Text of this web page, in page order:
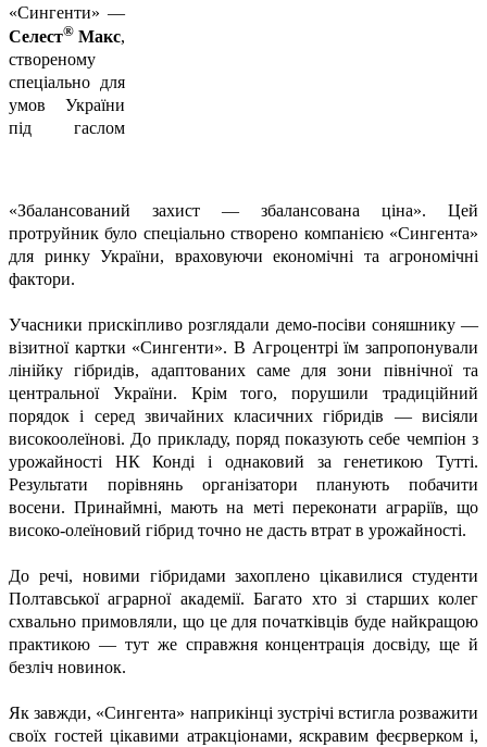
«Сингенти» —
Селест® Макс,
створеному
спеціально для
умов України
під гаслом
«Збалансований захист — збалансована ціна». Цей
протруйник було спеціально створено компанією «Сингента»
для ринку України, враховуючи економічні та агрономічні
фактори.
Учасники прискіпливо розглядали демо-посіви соняшнику —
візитної картки «Сингенти». В Агроцентрі їм запропонували
лінійку гібридів, адаптованих саме для зони північної та
центральної України. Крім того, порушили традиційний
порядок і серед звичайних класичних гібридів — висіяли
високоолеїнові. До прикладу, поряд показують себе чемпіон з
урожайності НК Конді і однаковий за генетикою Тутті.
Результати порівнянь організатори планують побачити
восени. Принаймні, мають на меті переконати аграріїв, що
високо-олеїновий гібрид точно не дасть втрат в урожайності.
До речі, новими гібридами захоплено цікавилися студенти
Полтавської аграрної академії. Багато хто зі старших колег
схвально примовляли, що це для початківців буде найкращою
практикою — тут же справжня концентрація досвіду, ще й
безліч новинок.
Як завжди, «Сингента» наприкінці зустрічі встигла розважити
своїх гостей цікавими атракціонами, яскравим феєрверком і,